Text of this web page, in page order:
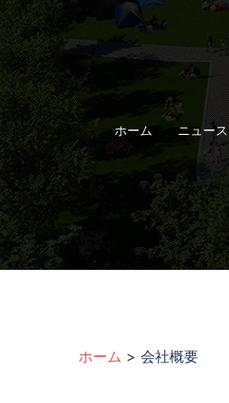
ホーム ニュース
ホーム > 会社概要